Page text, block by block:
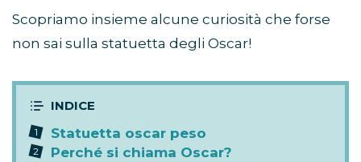
Scopriamo insieme alcune curiosità che forse
non sai sulla statuetta degli Oscar!
Statuetta oscar peso
Perché si chiama Oscar?